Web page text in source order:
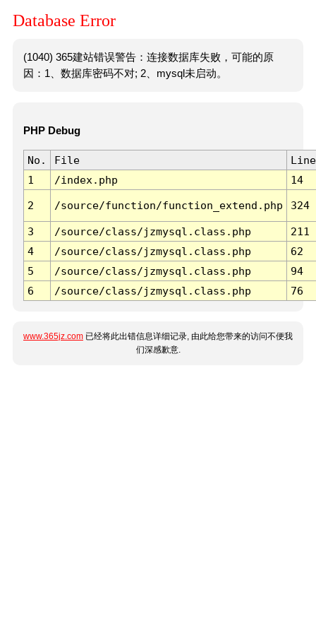
Database Error
(1040) 365建站错误警告：连接数据库失败，可能的原
因：1、数据库密码不对; 2、mysql未启动。
PHP Debug
No. File
Line
1
/index.php 14
2 /source/function/function_extend.php 324
3 /source/class/jzmysql.class.php
211
4
/source/class/jzmysql.class.php
62
5
/source/class/jzmysql.class.php
94
6
/source/class/jzmysql.class.php 76
www.365jz.com 已经将此出错信息详细记录, 由此给您带来的访问不便我
们深感歉意.